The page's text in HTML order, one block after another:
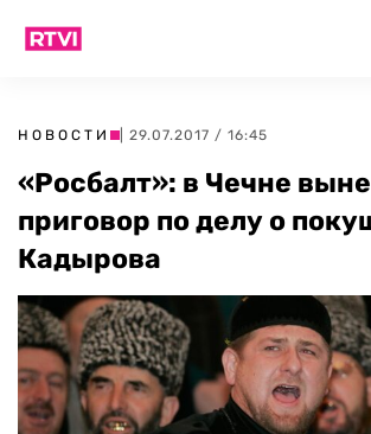
НОВОСТИ | 29.07.2017 / 16:45
«Росбалт»: в Чечне
приговор по делу о
Кадырова